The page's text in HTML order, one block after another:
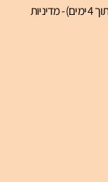
משלוח עד 7 ימי עסקים (לרוב בפועל אספקה תוך 4 ימים) - מדיניות